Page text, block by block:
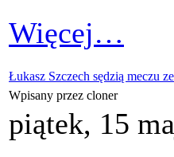
Więcej…
Łukasz Szczech sędzią meczu
Wpisany przez cloner
piątek, 15